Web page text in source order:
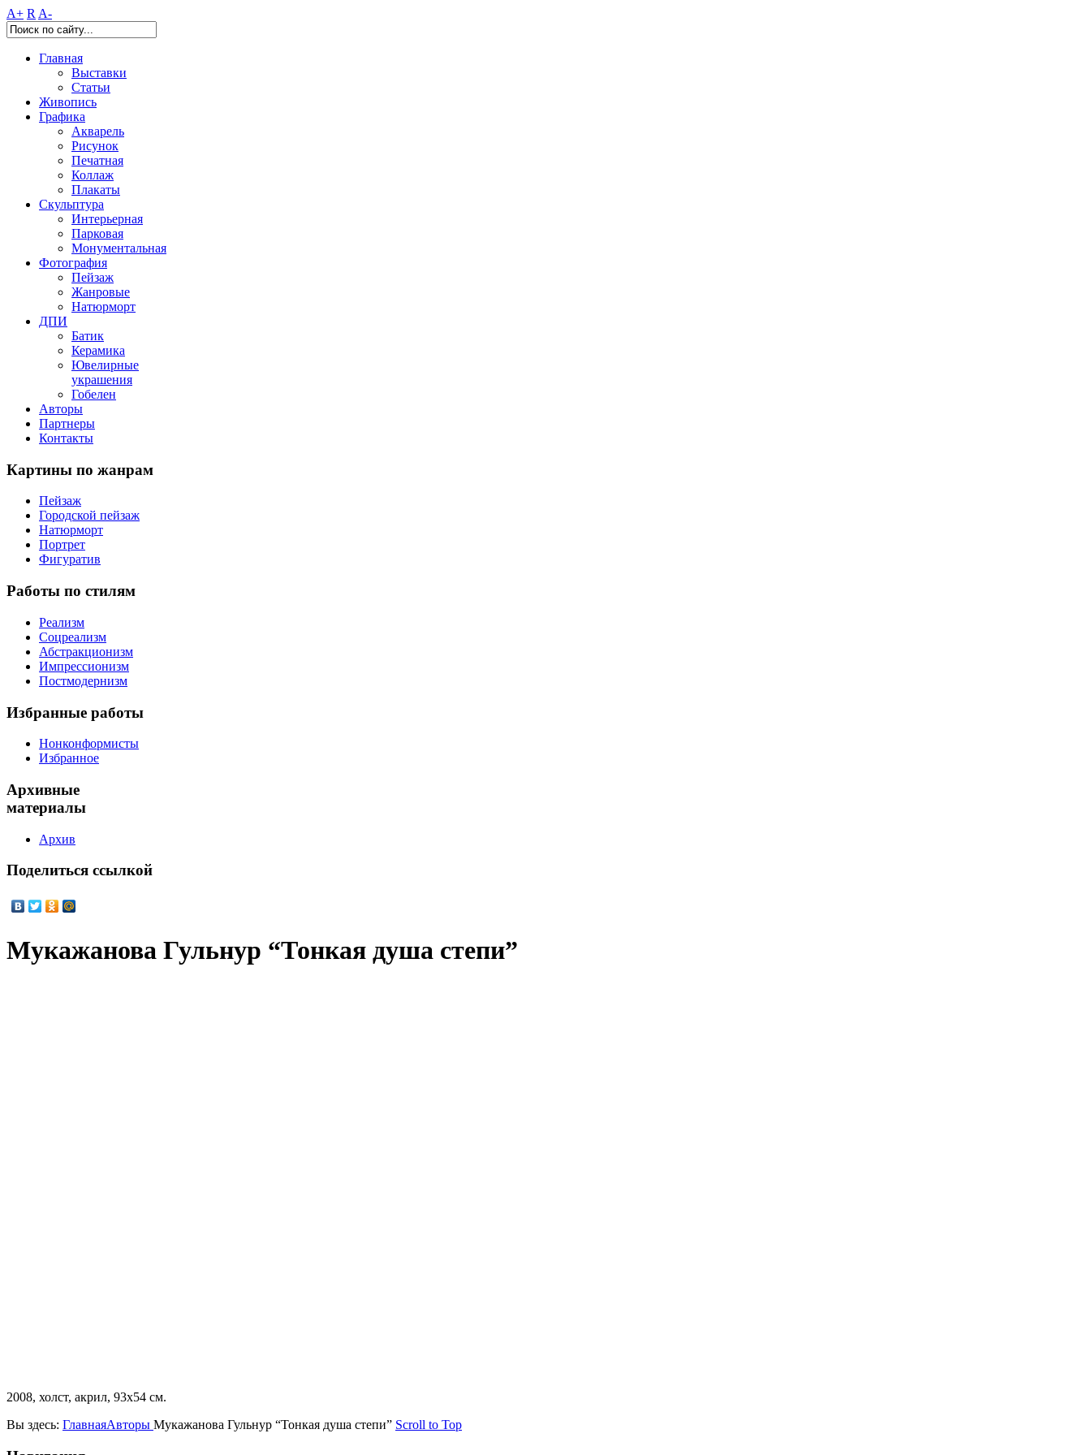
A+ R A-
Главная
Выставки
Статьи
Живопись
Графика
Акварель
Рисунок
Печатная
Коллаж
Плакаты
Скульптура
Интерьерная
Парковая
Монументальная
Фотография
Пейзаж
Жанровые
Натюрморт
ДПИ
Батик
Керамика
Ювелирные
украшения
Гобелен
Авторы
Партнеры
Контакты
Картины по жанрам
Пейзаж
Городской пейзаж
Натюрморт
Портрет
Фигуратив
Работы по стилям
Реализм
Соцреализм
Абстракционизм
Импрессионизм
Постмодернизм
Избранные работы
Нонконформисты
Избранное
Архивные
материалы
Архив
Поделиться ссылкой
Мукажанова Гульнур “Тонкая душа степи”
2008, холст, акрил, 93х54 см.
Вы здесь: ГлавнаяАвторы Мукажанова Гульнур “Тонкая душа степи” Scroll to Top